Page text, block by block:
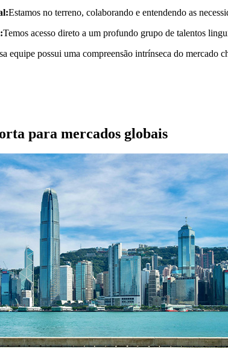
Estamos no terreno, colaborando e entendendo as
Temos acesso direto a um profundo grupo de talentos
equipe possui uma compreensão intrínseca do mercado
para mercados globais